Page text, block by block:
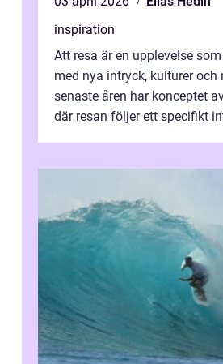
inspiration
Att resa är en upplevelse
med nya intryck, kulturer och
senaste åren har konceptet
där resan följer ett specifikt